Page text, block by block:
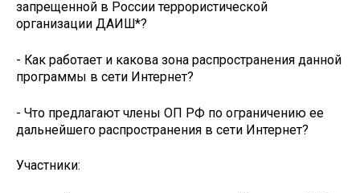
запрещенной в России террористической
организации ДАИШ*?
- Как работает и какова зона распространения данной
программы в сети Интернет?
- Что предлагают члены ОП РФ по ограничению ее
дальнейшего распространения в сети Интернет?
Участники: